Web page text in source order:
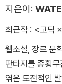
그리고 누나는…
<구름 위에서
송악산 동굴 진
들. 폭력과 억압
지은이:
최근작 : <고딕
웹소설, 장르 문
판타지를 종횡
엮은 도전적인